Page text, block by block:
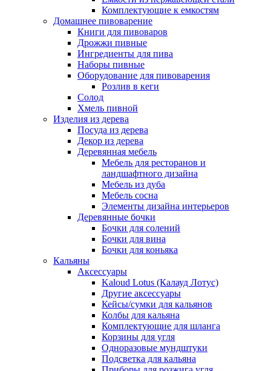
Комплектующие к емкостям
Домашнее пивоварение
Книги для пивоваров
Дрожжи пивные
Ингредиенты для пива
Наборы пивные
Оборудование для пивоварения
Розлив в кеги
Солод
Хмель пивной
Изделия из дерева
Посуда из дерева
Декор из дерева
Деревянная мебель
Мебель для ресторанов и
ландшафтного дизайна
Мебель из дуба
Мебель сосна
Элементы дизайна интерьеров
Деревянные бочки
Бочки для солений
Бочки для вина
Бочки для коньяка
Кальяны
Аксессуары
Kaloud Lotus (Калауд Лотус)
Другие аксессуары
Кейсы/сумки для кальянов
Колбы для кальяна
Комплектующие для шланга
Корзины для угля
Одноразовые мундштуки
Подсветка для кальяна